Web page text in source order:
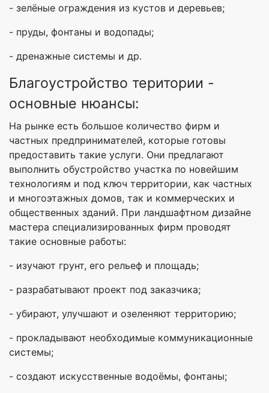
- зелёные ограждения из кустов и деревьев;
- пруды, фонтаны и водопады;
- дренажные системы и др.
Благоустройство територии -
основные нюансы:
На рынке есть большое количество фирм и
частных предпринимателей, которые готовы
предоставить такие услуги. Они предлагают
выполнить обустройство участка по новейшим
технологиям и под ключ территории, как частных
и многоэтажных домов, так и коммерческих и
общественных зданий. При ландшафтном дизайне
мастера специализированных фирм проводят
такие основные работы:
- изучают грунт, его рельеф и площадь;
- разрабатывают проект под заказчика;
- убирают, улучшают и озеленяют территорию;
- прокладывают необходимые коммуникационные
системы;
- создают искусственные водоёмы, фонтаны;